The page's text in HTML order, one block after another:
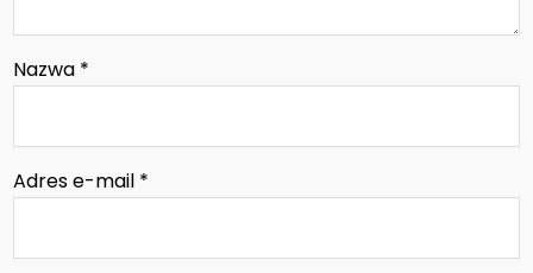
Nazwa *
Adres e-mail *